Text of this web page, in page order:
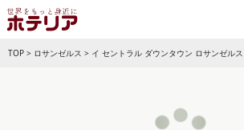
TOP > ロサンゼルス > イ セントラル ダウンタウン ロサンゼル